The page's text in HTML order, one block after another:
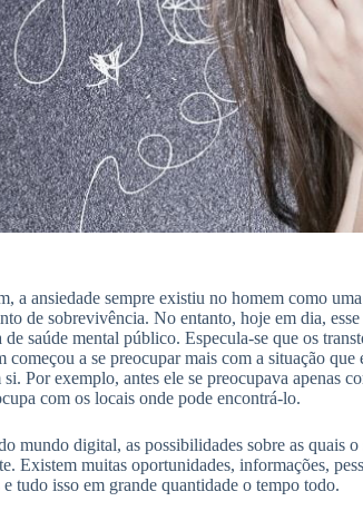
a ansiedade sempre existiu no homem como
de sobrevivência. No entanto, hoje em dia,
de saúde mental público. Especula-se que os
começou a se preocupar mais com a situação
Por exemplo, antes ele se preocupava apenas
com os locais onde pode encontrá-lo.
mundo digital, as possibilidades sobre as quais
Existem muitas oportunidades, informações,
tudo isso em grande quantidade o tempo todo.